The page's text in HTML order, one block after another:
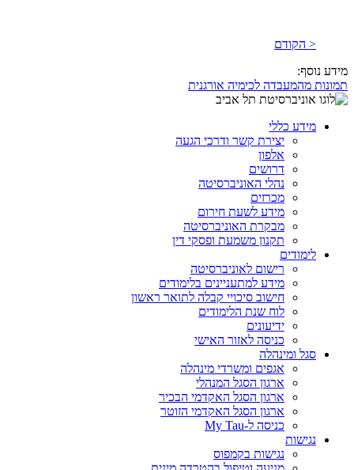
< הקודם
מידע נוסף:
תמונות מהמעבדה לכימיה אורגנית
מידע כללי
יצירת קשר ודרכי הגעה
אלפון
דרושים
נהלי האוניברסיטה
מכרזים
מידע לשעת חירום
מבקרת האוניברסיטה
תקנון משמעת ופסקי דין
לימודים
רישום לאוניברסיטה
מידע למתעניינים בלימודים
חישוב סיכויי קבלה לתואר ראשון
לוח שנת הלימודים
ידיעונים
כניסה לאזור האישי
סגל ומינהלה
אגפים ומשרדי מינהלה
ארגון הסגל המנהלי
ארגון הסגל האקדמי הבכיר
ארגון הסגל האקדמי הזוטר
כניסה ל-My Tau
נגישות
נגישות בקמפוס